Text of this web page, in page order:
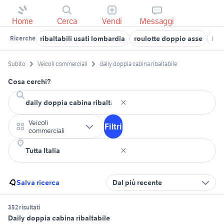
Home Cerca Vendi Messaggi
Ricerche ribaltabili usati lombardia roulotte doppio asse
Subito Veicoli commerciali daily doppia cabina ribaltabile
Cosa cerchi?
Veicoli
commerciali
Filtri
Salva ricerca Dal più recente
352 risultati
Daily doppia cabina ribaltabile